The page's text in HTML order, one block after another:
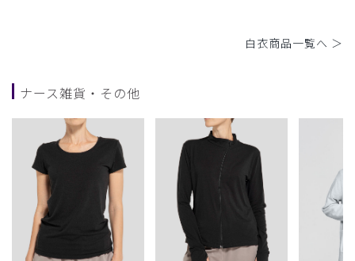
白衣商品一覧へ ＞
ナース雑貨・その他